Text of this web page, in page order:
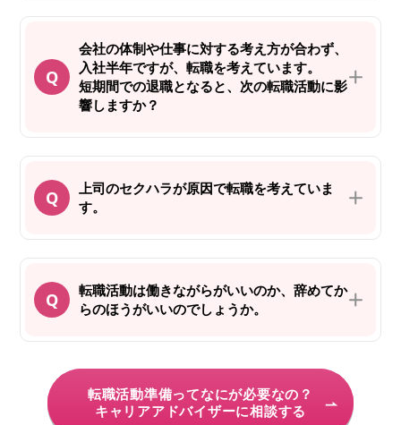
会社の体制や仕事に対する考え方が合わず、
入社半年ですが、転職を考えています。
短期間での退職となると、次の転職活動に影
響しますか？
上司のセクハラが原因で転職を考えていま
す。
転職活動は働きながらがいいのか、辞めてか
らのほうがいいのでしょうか。
転職活動準備ってなにが必要なの？
キャリアアドバイザーに相談する